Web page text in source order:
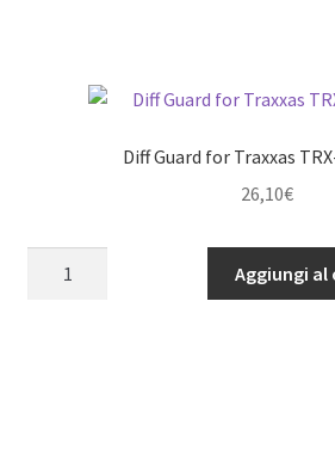
Diff Guard for Traxxas
26,10€
Aggiungi al